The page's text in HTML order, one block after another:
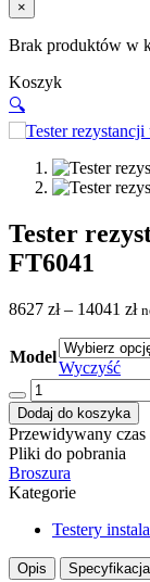
×
Brak produktów w
Koszyk
🔍
Tester
FT6041
8627 zł – 14041 zł
Model
Wyczyść
ilość
Tester
rezystancji
uziemienia
HIOKI
FT6041
Dodaj do koszyka
Przewidywany
Pliki do pobrania
Broszura
Kategorie
Testery
Opis Specyfikacja